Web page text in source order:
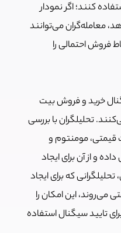
کنند؛ اگر نمودار
معامله‌گران می‌توانند
فروش احتمالی را
خرید و فروش بیت
تحلیلگران با بررسی
قیمتی، مومنتوم و
و از آن برای ایجاد
که برای ایجاد
می‌روند، این امکان را
تایید سیگنال استفاده